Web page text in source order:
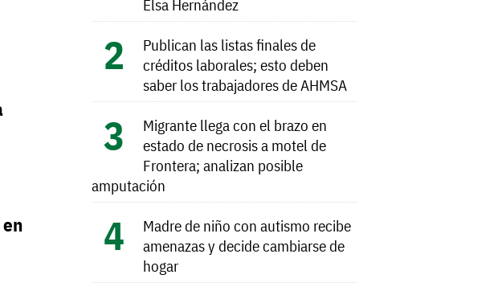
Elsa Hernández
Publican las listas finales de
créditos laborales; esto deben
saber los trabajadores de AHMSA
Migrante llega con el brazo en
estado de necrosis a motel de
Frontera; analizan posible
amputación
Madre de niño con autismo recibe
amenazas y decide cambiarse de
hogar